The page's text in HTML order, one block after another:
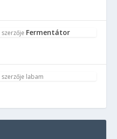
szerzője Fermentátor
szerzője labam